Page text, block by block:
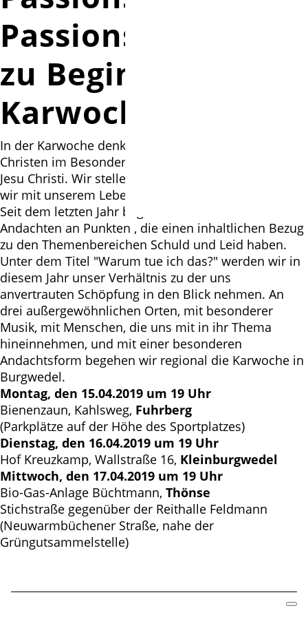
Passions-Punkte
zu Beginn der
Karwoche
In der Karwoche denken wir Christinnen und
Christen im Besonderen an das Leiden und Sterben
Jesu Christi. Wir stellen uns die Frage: wie können
wir mit unserem Leben bewusst darauf reagieren?
Seit dem letzten Jahr beginnen wir die Karwoche mit
Andachten an Punkten , die einen inhaltlichen Bezug
zu den Themenbereichen Schuld und Leid haben.
Unter dem Titel "Warum tue ich das?" werden wir in
diesem Jahr unser Verhältnis zu der uns
anvertrauten Schöpfung in den Blick nehmen. An
drei außergewöhnlichen Orten, mit besonderer
Musik, mit Menschen, die uns mit in ihr Thema
hineinnehmen, und mit einer besonderen
Andachtsform begehen wir regional die Karwoche in
Burgwedel.
Montag, den 15.04.2019 um 19 Uhr
Bienenzaun, Kahlsweg, Fuhrberg
(Parkplätze auf der Höhe des Sportplatzes)
Dienstag, den 16.04.2019 um 19 Uhr
Hof Kreuzkamp, Wallstraße 16, Kleinburgwedel
Mittwoch, den 17.04.2019 um 19 Uhr
Bio-Gas-Anlage Büchtmann, Thönse
Stichstraße gegenüber der Reithalle Feldmann
(Neuwarmbüchener Straße, nahe der
Grüngutsammelstelle)